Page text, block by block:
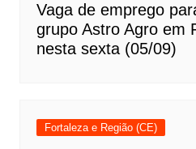
Vaga de emprego
grupo Astro Agro em
nesta sexta (05/09)
Fortaleza e Região (CE)